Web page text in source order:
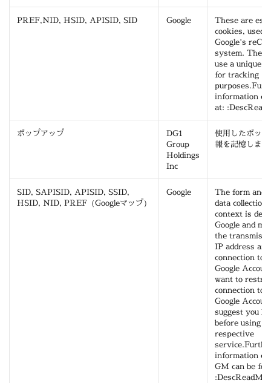
PREF,NID, HSID, APISID, SID Google
These are
cookies, used
Google’s
system.
use a unique
for tracking
information
at:
ポップアップ
DG1
Group
Holdings
Inc
使用したポッ
報を記憶しま
SID, SAPISID, APISID, SSID,
HSID, NID, PREF（Googleマップ）
Google
The form and
data
context is
Google and
the
IP address
connection to
Google
want to
connection to
Google
suggest you
before using
respective
information
GM can be